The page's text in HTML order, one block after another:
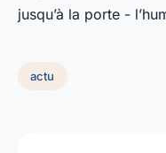
jusqu’à la porte -
actu